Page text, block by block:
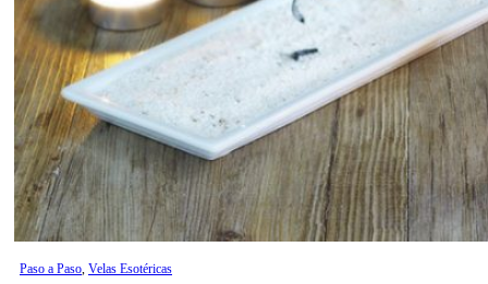
Paso a Paso Velas Esotéricas